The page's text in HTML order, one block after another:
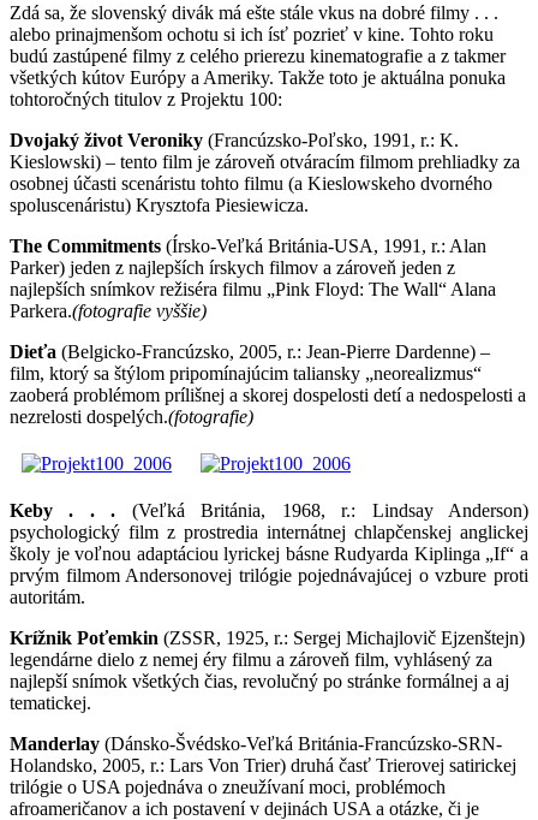
Zdá sa, že slovenský divák má ešte stále vkus na dobré filmy . . .
alebo prinajmenšom ochotu si ich ísť pozrieť v kine. Tohto roku
budú zastúpené filmy z celého prierezu kinematografie a z takmer
všetkých kútov Európy a Ameriky. Takže toto je aktuálna ponuka
tohtoročných titulov z Projektu 100:
Dvojaký život Veroniky (Francúzsko-Poľsko, 1991, r.: K.
Kieslowski) – tento film je zároveň otváracím filmom prehliadky za
osobnej účasti scenáristu tohto filmu (a Kieslowskeho dvorného
spoluscenáristu) Krysztofa Piesiewicza.
The Commitments (Írsko-Veľká Británia-USA, 1991, r.: Alan
Parker) jeden z najlepších írskych filmov a zároveň jeden z
najlepších snímkov režiséra filmu „Pink Floyd: The Wall“ Alana
Parkera.(fotografie vyššie)
Dieťa (Belgicko-Francúzsko, 2005, r.: Jean-Pierre Dardenne) –
film, ktorý sa štýlom pripomínajúcim taliansky „neorealizmus“
zaoberá problémom prílišnej a skorej dospelosti detí a nedospelosti a
nezrelosti dospelých.(fotografie)
Keby . . . (Veľká Británia, 1968, r.: Lindsay Anderson)
psychologický film z prostredia internátnej chlapčenskej anglickej
školy je voľnou adaptáciou lyrickej básne Rudyarda Kiplinga „If“ a
prvým filmom Andersonovej trilógie pojednávajúcej o vzbure proti
autoritám.
Krížnik Poťemkin (ZSSR, 1925, r.: Sergej Michajlovič Ejzenštejn)
legendárne dielo z nemej éry filmu a zároveň film, vyhlásený za
najlepší snímok všetkých čias, revolučný po stránke formálnej a aj
tematickej.
Manderlay (Dánsko-Švédsko-Veľká Británia-Francúzsko-SRN-
Holandsko, 2005, r.: Lars Von Trier) druhá časť Trierovej satirickej
trilógie o USA pojednáva o zneužívaní moci, problémoch
afroameričanov a ich postavení v dejinách USA a otázke, či je